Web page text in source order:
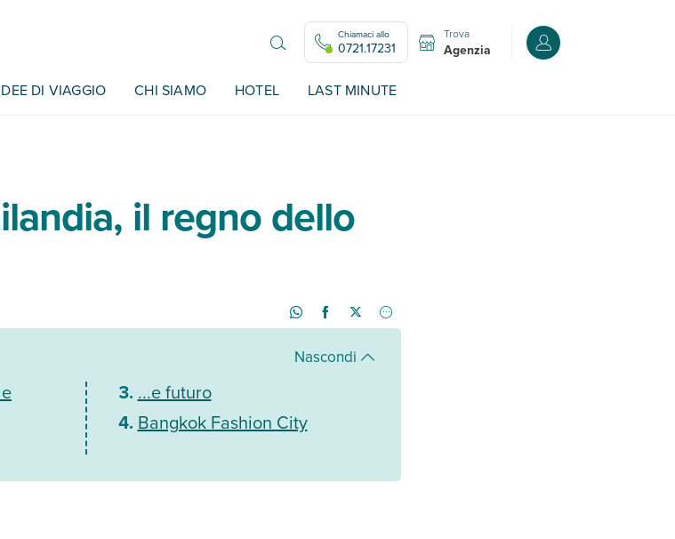
Chiamaci allo
0721.17231
Trova
Agenzia Accedi o registrati
DI VIAGGIO CHI SIAMO HOTEL LAST MINUTE
il regno dello
Nascondi
...e futuro
Bangkok Fashion City